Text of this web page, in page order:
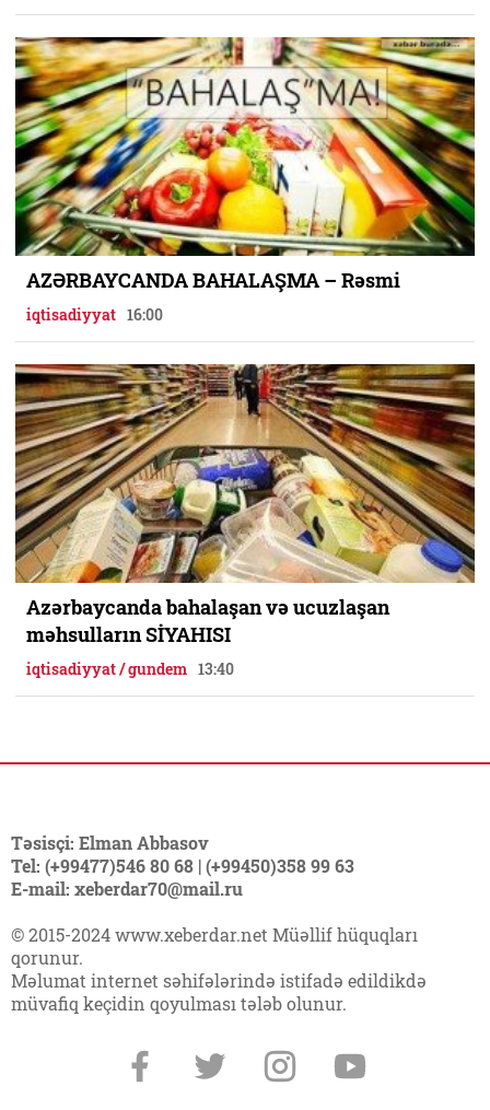
AZƏRBAYCANDA BAHALAŞMA – Rəsmi
iqtisadiyyat 16:00
Azərbaycanda bahalaşan və ucuzlaşan
məhsulların SİYAHISI
iqtisadiyyat / gundem 13:40
Təsisçi: Elman Abbasov
Tel: (+99477)546 80 68 | (+99450)358 99 63
E-mail: xeberdar70@mail.ru
© 2015-2024 www.xeberdar.net Müəllif hüquqları
qorunur.
Məlumat internet səhifələrində istifadə edildikdə
müvafiq keçidin qoyulması tələb olunur.